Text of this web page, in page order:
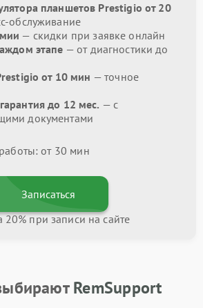
планшетов Prestigio от 20
обслуживание
— скидки при заявке онлайн
этапе — от диагностики до
от 10 мин — точное
до 12 мес. — с
документами
от 30 мин
Записаться
20% при записи на сайте
RemSupport